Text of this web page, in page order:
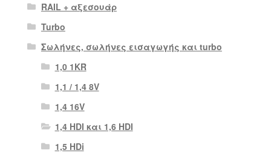
RAIL + αξεσουάρ
Turbo
Σωλήνες, σωλήνες εισαγωγής και turbo
1,0 1KR
1,1 / 1,4 8V
1,4 16V
1,4 HDI και 1,6 HDI
1,5 HDi